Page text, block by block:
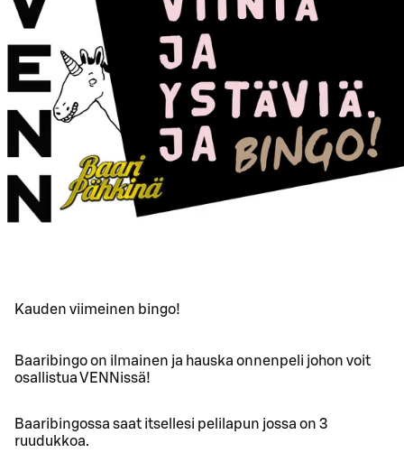
Kauden viimeinen bingo!
Baaribingo on ilmainen ja hauska onnenpeli johon voit
osallistua VENNissä!
Baaribingossa saat itsellesi pelilapun jossa on 3
ruudukkoa.